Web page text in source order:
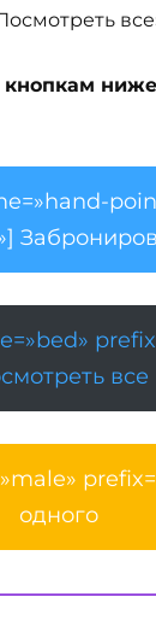
все
одного